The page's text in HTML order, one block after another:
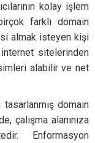
kolay işlem
farklı domain
almak isteyen kişi
sitelerinden
alabilir ve net
domain
çalışma alanınıza
Enformasyon